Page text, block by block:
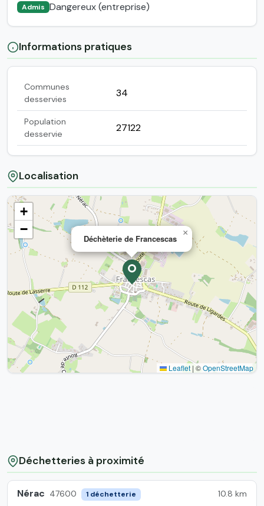
Admis Dangereux (entreprise)
Informations pratiques
Communes
desservies
34
Population
desservie
27122
Localisation
Déchèterie de Francescas
×
+
−
Leaflet | ©OpenStreetMap
Déchetteries à proximité
Nérac 47600 1 déchetterie 10.8 km